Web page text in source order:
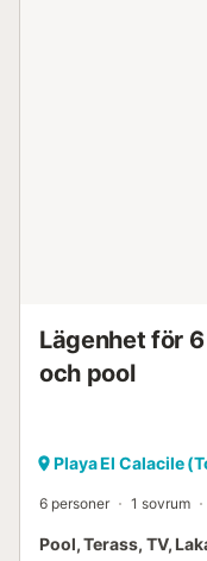
Lägenhet för
och pool
Playa El Calacile
6 personer 1 sovrum
Pool, Terass, TV,